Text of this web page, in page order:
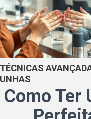
TÉCNICAS
UNHAS
Como Ter